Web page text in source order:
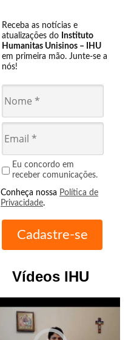
Receba as notícias e
atualizações do Instituto
Humanitas Unisinos – IHU
em primeira mão. Junte-se a
nós!
Eu concordo em
receber comunicações.
Conheça nossa Política de
Privacidade.
Vídeos IHU